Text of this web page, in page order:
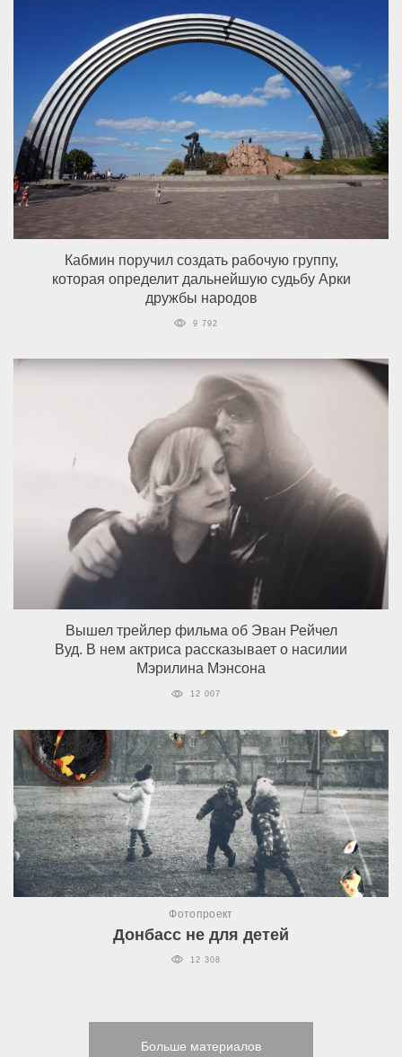
Кабмин поручил создать рабочую группу,
которая определит дальнейшую судьбу Арки
дружбы народов
9 792
Вышел трейлер фильма об Эван Рейчел
Вуд. В нем актриса рассказывает о насилии
Мэрилина Мэнсона
12 007
Фотопроект
Донбасс не для детей
12 308
Больше материалов